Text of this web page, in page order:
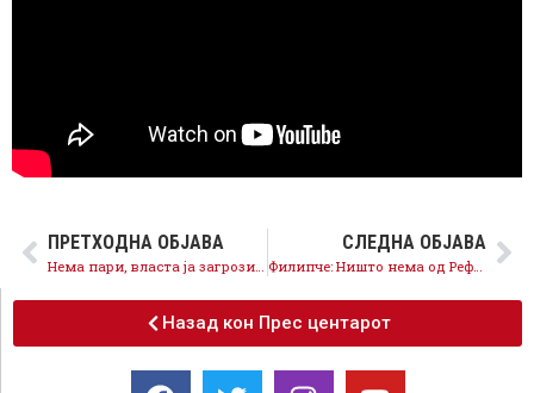
ПРЕТХОДНА ОБЈАВА СЛЕДНА ОБЈАВА
Филипче: Ништо нема од Реформската агенда, власта сака контрола на изборите
Назад кон Прес центарот